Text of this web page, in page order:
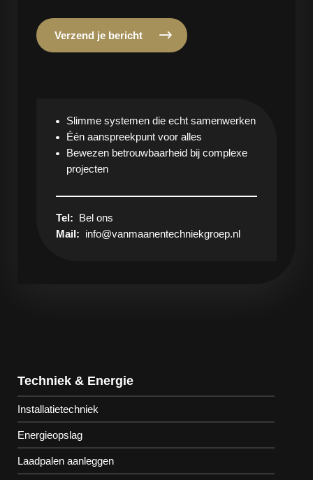
Verzend je bericht
Slimme systemen die echt samenwerken
Één aanspreekpunt voor alles
Bewezen betrouwbaarheid bij complexe
projecten
Tel: Bel ons
Mail: info@vanmaanentechniekgroep.nl
Techniek & Energie
Installatietechniek
Energieopslag
Laadpalen aanleggen